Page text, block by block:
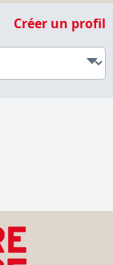
Créer un profil